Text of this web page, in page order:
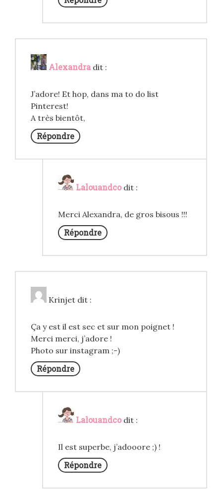
Alexandra dit :
J’adore! Et hop, dans ma to do list
Pinterest!
A très bientôt,
Répondre
Lalouandco dit :
Merci Alexandra, de gros bisous !!!
Répondre
Krinjet dit :
Ça y est il est sec et sur mon poignet !
Merci merci, j’adore !
Photo sur instagram ;-)
Répondre
Lalouandco dit :
Il est superbe, j’adooore ;) !
Répondre